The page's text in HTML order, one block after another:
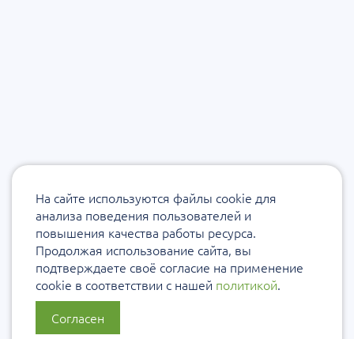
На сайте используются файлы cookie для
анализа поведения пользователей и
повышения качества работы ресурса.
Продолжая использование сайта, вы
подтверждаете своё согласие на применение
cookie в соответствии с нашей политикой.
Согласен